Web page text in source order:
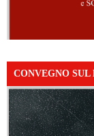
CONVEGNO SUL